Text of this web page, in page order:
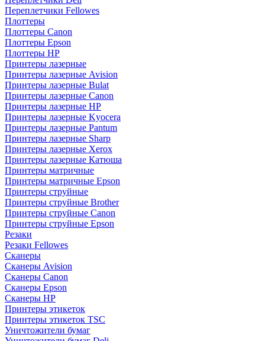
Переплетчики Fellowes
Плоттеры
Плоттеры Canon
Плоттеры Epson
Плоттеры HP
Принтеры лазерные
Принтеры лазерные Avision
Принтеры лазерные Bulat
Принтеры лазерные Canon
Принтеры лазерные HP
Принтеры лазерные Kyocera
Принтеры лазерные Pantum
Принтеры лазерные Sharp
Принтеры лазерные Xerox
Принтеры лазерные Катюша
Принтеры матричные
Принтеры матричные Epson
Принтеры струйные
Принтеры струйные Brother
Принтеры струйные Canon
Принтеры струйные Epson
Резаки
Резаки Fellowes
Сканеры
Сканеры Avision
Сканеры Canon
Сканеры Epson
Сканеры HP
Принтеры этикеток
Принтеры этикеток TSC
Уничтожители бумаг